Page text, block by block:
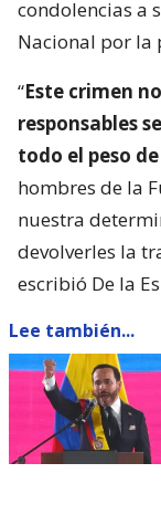
condolencias a
Nacional por la
“Este crimen
responsables
todo el peso
hombres de la
nuestra
devolverles la
escribió De la
Lee también...